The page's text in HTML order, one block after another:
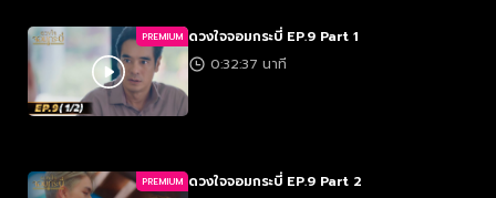
PREMIUM ดวงใจจอมกระบี่ EP.9 Part 1
0:32:37 นาที
PREMIUM ดวงใจจอมกระบี่ EP.9 Part 2